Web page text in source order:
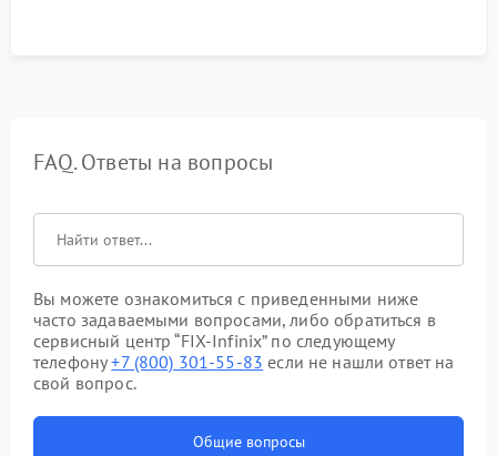
FAQ. Ответы на вопросы
Вы можете ознакомиться с приведенными ниже
часто задаваемыми вопросами, либо обратиться в
сервисный центр “FIX-Infinix” по следующему
телефону+7 (800) 301-55-83 если не нашли ответ на
свой вопрос.
Общие вопросы